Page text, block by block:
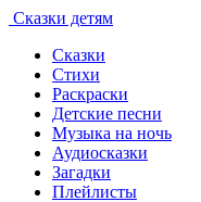
Сказки детям
Сказки
Стихи
Раскраски
Детские песни
Музыка на ночь
Аудиосказки
Загадки
Плейлисты